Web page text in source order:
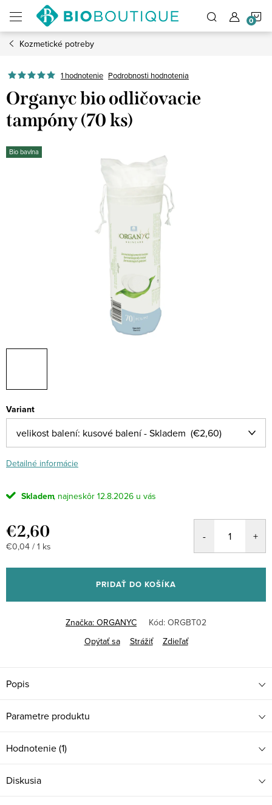
obsah
Kozmetické potreby
1 hodnotenie Podrobnosti hodnotenia
Organyc bio odličovacie
tampóny (70 ks)
Bio bavlna
Variant
Detailné informácie
Skladem 12.8.2026
€2,60
Jednotková
€0,04 / 1 ks
PRIDAŤ DO KOŠÍKA
Značka: ORGANYC Kód: ORGBT02
Opýtať sa
Strážiť Zdieľať
Popis
Parametre produktu
Hodnotenie (1)
Diskusia